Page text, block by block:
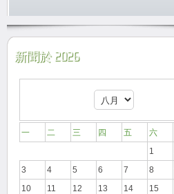
新聞於 2026
一 二 三 四 五 六
1
3
4 5 6 7 8
10
11 12 13 14 15